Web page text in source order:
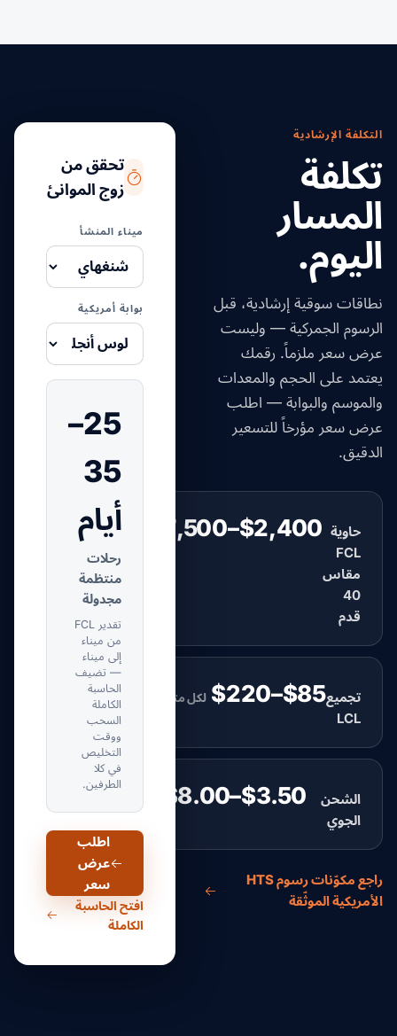
التكلفة الإرشادية
تكلفة
المسار
اليوم.
نطاقات سوقية إرشادية، قبل
الرسوم الجمركية — وليست
عرض سعر ملزماً. رقمك
يعتمد على الحجم والمعدات
والموسم والبوابة — اطلب
عرض سعر مؤرخاً للتسعير
الدقيق.
حاوية
FCL
مقاس
40
قدم
$2,400–$7,500 لكل حاوية
تجميع
LCL
$85–$220 لكل متر مكعب (CBM)
الشحن
الجوي
$3.50–$8.00
راجع مكوّنات رسوم HTS
الأمريكية الموثّقة
تحقق من
زوج الموانئ
ميناء المنشأ
بوابة أمريكية
25–
35
أيام
رحلات
منتظمة
مجدولة
تقدير FCL
من ميناء
إلى ميناء
— تضيف
الحاسبة
الكاملة
السحب
ووقت
التخليص
في كلا
الطرفين.
اطلب
عرض
سعر
افتح الحاسبة
الكاملة